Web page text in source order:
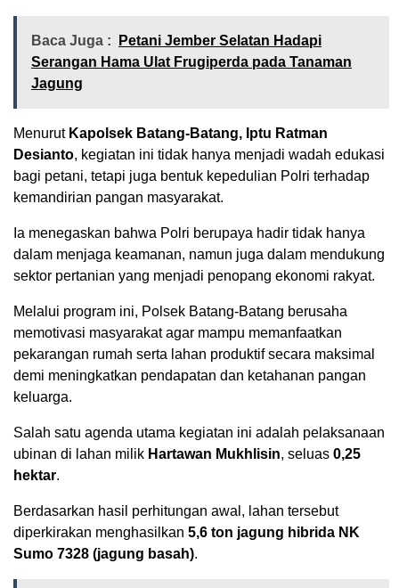
Baca Juga :
Petani Jember Selatan Hadapi
Serangan Hama Ulat Frugiperda pada Tanaman
Jagung
Menurut Kapolsek Batang-Batang, Iptu Ratman
Desianto, kegiatan ini tidak hanya menjadi wadah edukasi
bagi petani, tetapi juga bentuk kepedulian Polri terhadap
kemandirian pangan masyarakat.
Ia menegaskan bahwa Polri berupaya hadir tidak hanya
dalam menjaga keamanan, namun juga dalam mendukung
sektor pertanian yang menjadi penopang ekonomi rakyat.
Melalui program ini, Polsek Batang-Batang berusaha
memotivasi masyarakat agar mampu memanfaatkan
pekarangan rumah serta lahan produktif secara maksimal
demi meningkatkan pendapatan dan ketahanan pangan
keluarga.
Salah satu agenda utama kegiatan ini adalah pelaksanaan
ubinan di lahan milik Hartawan Mukhlisin, seluas 0,25
hektar.
Berdasarkan hasil perhitungan awal, lahan tersebut
diperkirakan menghasilkan 5,6 ton jagung hibrida NK
Sumo 7328 (jagung basah).